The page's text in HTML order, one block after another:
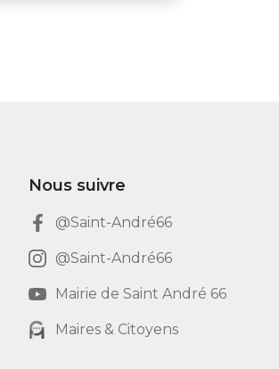
Nous suivre
@Saint-André66
@Saint-André66
Mairie de Saint André 66
Maires & Citoyens